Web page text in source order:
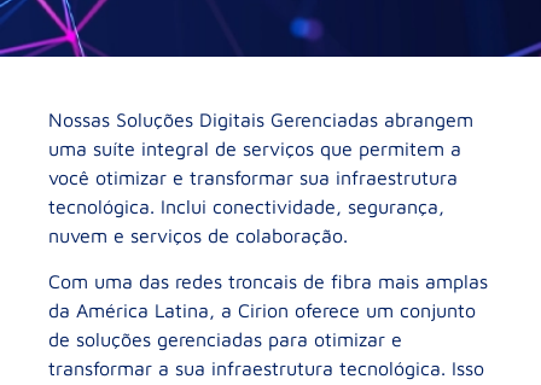
Nossas Soluções Digitais Gerenciadas abrangem
uma suíte integral de serviços que permitem a
você otimizar e transformar sua infraestrutura
tecnológica. Inclui conectividade, segurança,
nuvem e serviços de colaboração.
Com uma das redes troncais de fibra mais amplas
da América Latina, a Cirion oferece um conjunto
de soluções gerenciadas para otimizar e
transformar a sua infraestrutura tecnológica. Isso